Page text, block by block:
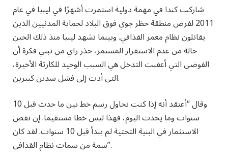
شاركت كندا في مهمة دولية استمرت أشهرًا في ليبيا في عام
2011 لفرض منطقة حظر جوي فوق البلاد لحماية المدنيين الذين
يقاتلون نظام معمر القذافي.وبينما تشهد ليبيا منذ ذلك الحين
حالة من عدم الاستقرار المستمر، حذر راي من تبني فكرة أن
الفوضى التي أعقبت التدخل هي السبب الوحيد للكارثة الأخيرة،
التي أدت إلى فشل سدين كبيرين.
وقال “أعتقد أنه إذا كنت تحاول رسم خط بين ما حدث قبل 10
سنوات وما يحدث اليوم، فهذا ليس خطا مستقيما. إن نقص
الاستثمار في البنية التحتية لم يبدأ قبل 10 سنوات. لقد كان
سمة من سمات نظام القذافي”.